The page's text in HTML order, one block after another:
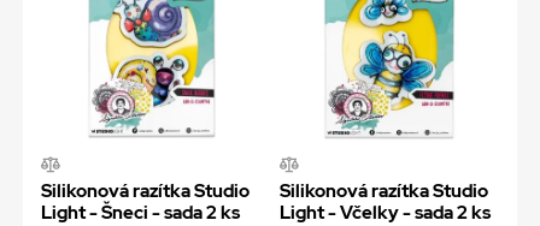
Silikonová razítka Studio
Light - Šneci - sada 2 ks
Silikonová razítka Studio
Light - Včelky - sada 2 ks